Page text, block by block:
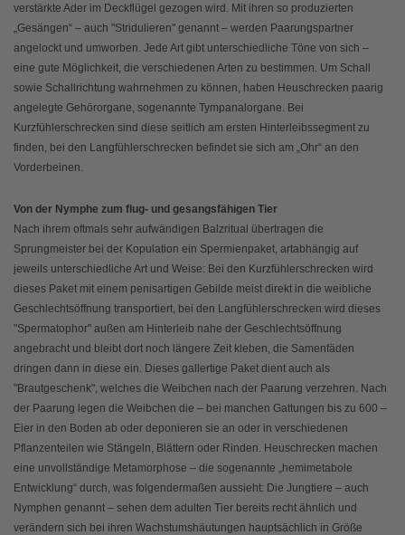
verstärkte Ader im Deckflügel gezogen wird. Mit ihren so produzierten
„Gesängen“ – auch "Stridulieren" genannt – werden Paarungspartner
angelockt und umworben. Jede Art gibt unterschiedliche Töne von sich –
eine gute Möglichkeit, die verschiedenen Arten zu bestimmen. Um Schall
sowie Schallrichtung wahrnehmen zu können, haben Heuschrecken paarig
angelegte Gehörorgane, sogenannte Tympanalorgane. Bei
Kurzfühlerschrecken sind diese seitlich am ersten Hinterleibssegment zu
finden, bei den Langfühlerschrecken befindet sie sich am „Ohr“ an den
Vorderbeinen.
Von der Nymphe zum flug- und gesangsfähigen Tier
Nach ihrem oftmals sehr aufwändigen Balzritual übertragen die
Sprungmeister bei der Kopulation ein Spermienpaket, artabhängig auf
jeweils unterschiedliche Art und Weise: Bei den Kurzfühlerschrecken wird
dieses Paket mit einem penisartigen Gebilde meist direkt in die weibliche
Geschlechtsöffnung transportiert, bei den Langfühlerschrecken wird dieses
"Spermatophor" außen am Hinterleib nahe der Geschlechtsöffnung
angebracht und bleibt dort noch längere Zeit kleben, die Samenfäden
dringen dann in diese ein. Dieses gallertige Paket dient auch als
"Brautgeschenk", welches die Weibchen nach der Paarung verzehren. Nach
der Paarung legen die Weibchen die – bei manchen Gattungen bis zu 600 –
Eier in den Boden ab oder deponieren sie an oder in verschiedenen
Pflanzenteilen wie Stängeln, Blättern oder Rinden. Heuschrecken machen
eine unvollständige Metamorphose – die sogenannte „hemimetabole
Entwicklung“ durch, was folgendermaßen aussieht: Die Jungtiere – auch
Nymphen genannt – sehen dem adulten Tier bereits recht ähnlich und
verändern sich bei ihren Wachstumshäutungen hauptsächlich in Größe